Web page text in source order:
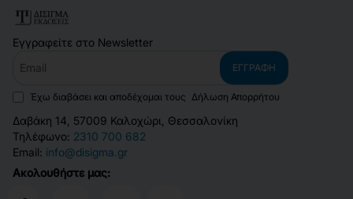
Εγγραφείτε στο Newsletter
ΕΓΓΡΑΦΉ
Έχω διαβάσει και αποδέχομαι τους Δήλωση Απορρήτου
Δαβάκη 14, 57009 Καλοχώρι, Θεσσαλονίκη
Τηλέφωνο: 2310 700 682
Email: info@disigma.gr
Ακολουθήστε μας: